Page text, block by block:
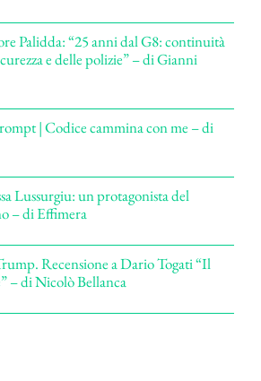
Palidda: “25 anni dal G8: continuità
e delle polizie” – di Gianni
| Codice cammina con me – di
Lussurgiu: un protagonista del
– di Effimera
Recensione a Dario Togati “Il
– di Nicolò Bellanca